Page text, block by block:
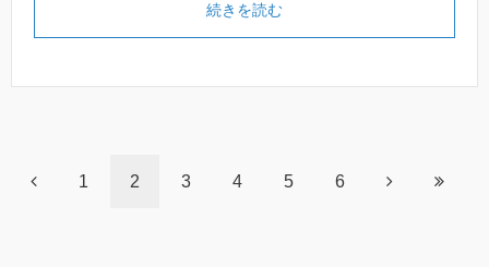
続きを読む
1 2 3 4 5 6